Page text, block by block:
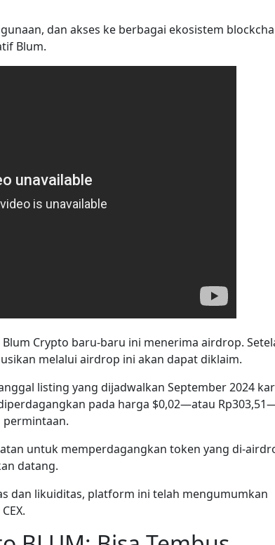
dan akses ke berbagai ekosistem
Blum.
Crypto baru-baru ini menerima airdrop.
melalui airdrop ini akan dapat diklaim.
listing yang dijadwalkan September 2024
pada harga $0,02—atau
untuk memperdagangkan token yang di-
datang.
dan likuiditas, platform ini telah mengumumkan